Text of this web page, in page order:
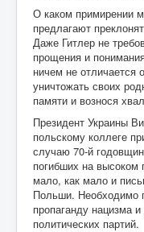
О каком примирении
предлагают
Даже Гитлер не
прощения и
ничем не отличается
уничтожать своих
памяти и вознося
Президент Украины
польскому коллеге
случаю 70-й
погибших на высоком
мало, как мало и
Польши. Необходимо
пропаганду нацизма
политических партий.